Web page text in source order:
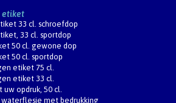
etiket
33 cl. schroefdop
33 cl. sportdop
50 cl. gewone dop
50 cl. sportdop
etiket 75 cl.
etiket 33 cl.
opdruk, 50 cl.
waterflesje met bedrukking